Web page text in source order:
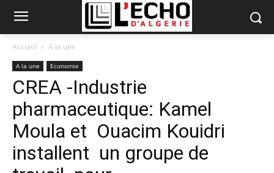
Accueil A la une
A la une Economie
CREA -Industrie
pharmaceutique: Kamel
Moula et Ouacim Kouidri
installent un groupe de